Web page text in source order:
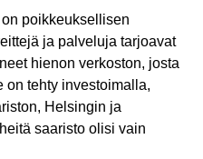
poikkeuksellisen
ja palveluja tarjoavat
hienon verkoston, josta
on tehty investoimalla,
Helsingin ja
saaristo olisi vain